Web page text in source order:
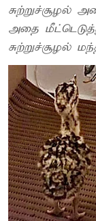
சுற்றுச்சூழல்
அதை
சுற்றுச்சூழல்